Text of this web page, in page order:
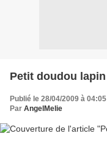
Petit doudou lapin
Publié le 28/04/2009 à 04:05
Par AngelMelie